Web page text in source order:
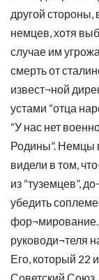
другой стороны,
немцев, хотя
случае им
смерть от
извест¬ной
устами “отца
“У нас нет
Родины”. Немцы
видели в том,
из “туземцев”,
убедить
руководи¬теля
Его, который 22